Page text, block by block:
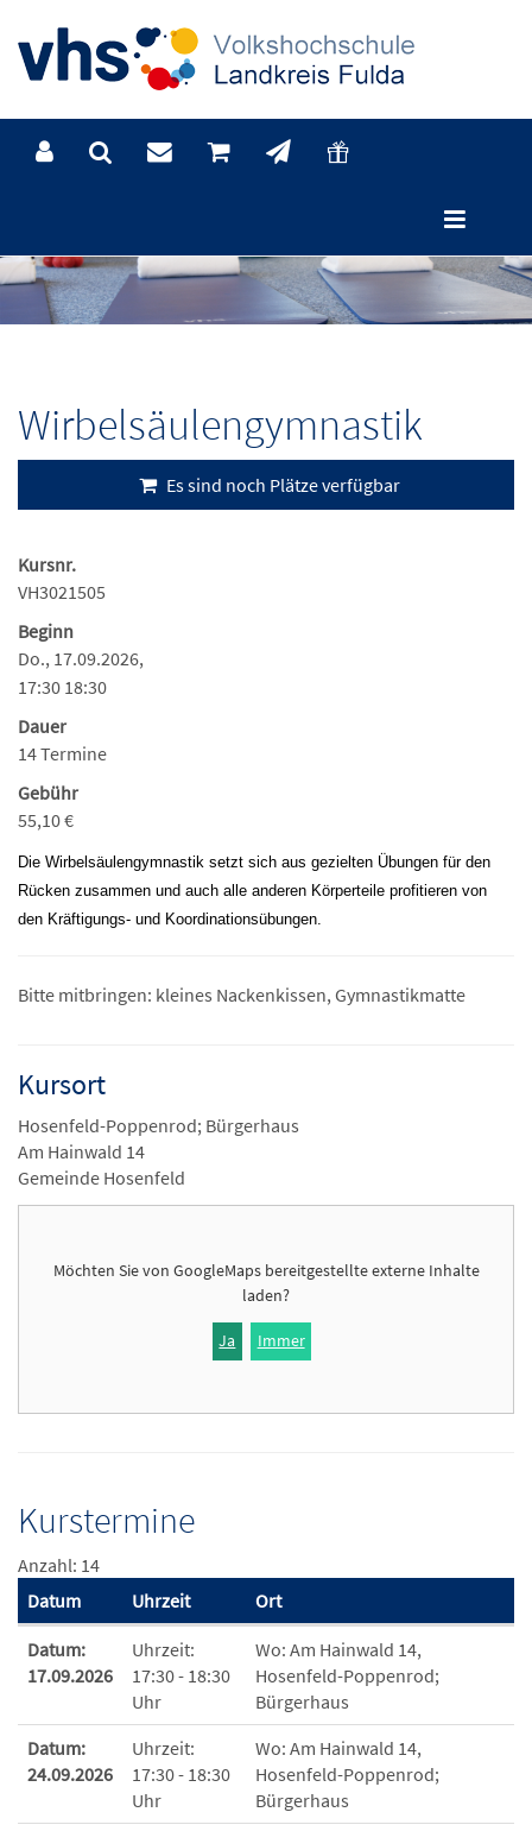
Wirbelsäulengymnastik
Es sind noch Plätze verfügbar
Kursnr.
VH3021505
Beginn
Do., 17.09.2026,
17:30 18:30
Dauer
14 Termine
Gebühr
55,10 €
Die Wirbelsäulengymnastik setzt sich aus gezielten Übungen für den
Rücken zusammen und auch alle anderen Körperteile profitieren von
den Kräftigungs- und Koordinationsübungen.
Bitte mitbringen: kleines Nackenkissen, Gymnastikmatte
Kursort
Hosenfeld-Poppenrod; Bürgerhaus
Am Hainwald 14
Gemeinde Hosenfeld
Möchten Sie von GoogleMapsbereitgestellte externe Inhalte
laden?
Ja Immer
Kurstermine
Anzahl: 14
Termine zum diesen Kurs
Datum Uhrzeit Ort
Datum:
17.09.2026
Uhrzeit:
17:30 - 18:30
Uhr
Wo: Am Hainwald 14,
Hosenfeld-Poppenrod;
Bürgerhaus
Datum:
24.09.2026
Uhrzeit:
17:30 - 18:30
Uhr
Wo: Am Hainwald 14,
Hosenfeld-Poppenrod;
Bürgerhaus